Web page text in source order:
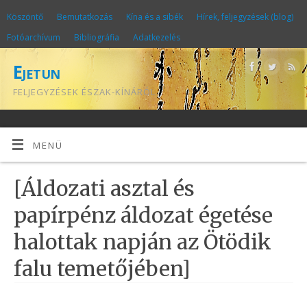
Köszöntő Bemutatkozás Kína és a sibék
Hírek, feljegyzések (blog)
Fotóarchívum
Bibliográfia Adatkezelés
Ejetun
FELJEGYZÉSEK ÉSZAK-KÍNÁRÓL
MENÜ
[Áldozati asztal és
papírpénz áldozat égetése
halottak napján az Ötödik
falu temetőjében]